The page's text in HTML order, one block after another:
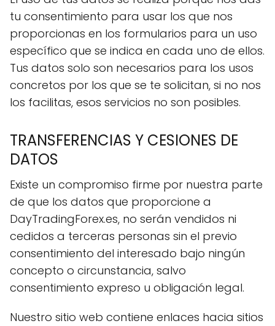
tu consentimiento para usar los que nos
proporcionas en los formularios para un uso
específico que se indica en cada uno de ellos.
Tus datos solo son necesarios para los usos
concretos por los que se te solicitan, si no nos
los facilitas, esos servicios no son posibles.
TRANSFERENCIAS Y CESIONES DE
DATOS
Existe un compromiso firme por nuestra parte
de que los datos que proporcione a
DayTradingForex.es, no serán vendidos ni
cedidos a terceras personas sin el previo
consentimiento del interesado bajo ningún
concepto o circunstancia, salvo
consentimiento expreso u obligación legal.
Nuestro sitio web contiene enlaces hacia sitios